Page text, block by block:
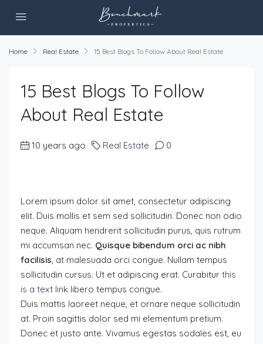
Home Real Estate 15 Best Blogs To Follow About Real Estate
15 Best Blogs To Follow
About Real Estate
10 years ago Real Estate 0
Lorem ipsum dolor sit amet, consectetur adipiscing
elit. Duis mollis et sem sed sollicitudin. Donec non odio
neque. Aliquam hendrerit sollicitudin purus, quis rutrum
mi accumsan nec. Quisque bibendum orci ac nibh
facilisis, at malesuada orci congue. Nullam tempus
sollicitudin cursus. Ut et adipiscing erat. Curabitur this
is a text link libero tempus congue.
Duis mattis laoreet neque, et ornare neque sollicitudin
at. Proin sagittis dolor sed mi elementum pretium.
Donec et justo ante. Vivamus egestas sodales est, eu